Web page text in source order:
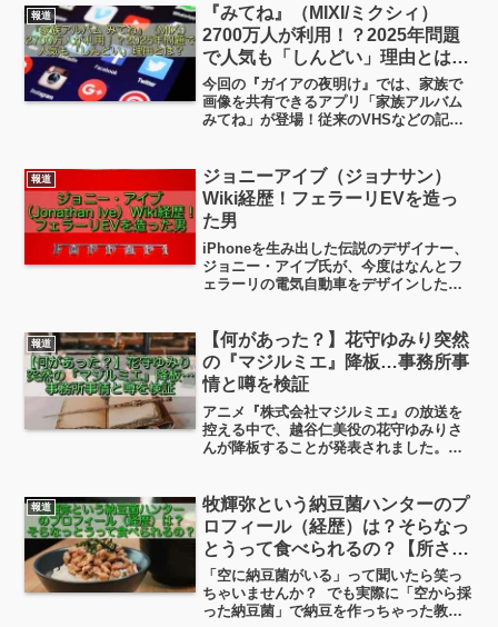
能性について世間の関心が高まっている
んです。そんなわけで、尾崎健夫さんの
現在の暮らしついて、見ていこうと思い
ます。
報道
『みてね』（MIXI/ミクシィ）
2700万人が利用！？2025年問題
で人気も「しんどい」理由とは？
【ガイアの夜明け】
今回の『ガイアの夜明け』では、家族で
画像を共有できるアプリ「家族アルバム
みてね」が登場！従来のVHSなどの記録
どんなアプリ？「しんどい」「うざい」
と言われる理由とその対処法など見てい
きたいと思います。
報道
ジョニーアイブ（ジョナサン）
Wiki経歴！フェラーリEVを造っ
た男
iPhoneを生み出した伝説のデザイナー、
ジョニー・アイブ氏が、今度はなんとフ
ェラーリの電気自動車をデザインしたん
装デザインをアイブ氏率いる
「LoveFrom」が担当したことが明らか
になったんです。
報道
【何があった？】花守ゆみり突然
の『マジルミエ』降板…事務所事
情と噂を検証
アニメ『株式会社マジルミエ』の放送を
控える中で、越谷仁美役の花守ゆみりさ
んが降板することが発表されました。
向」とされており、余計に気になった人
も多かったのではないでしょうか。今日
は「花守ゆみりに何があったのか？」を
テーマにまとめていきます。
報道
牧輝弥という納豆菌ハンターのプ
ロフィール（経歴）は？そらなっ
とうって食べられるの？【所さ
ん！事件ですよ】
「空に納豆菌がいる」って聞いたら笑っ
ちゃいませんか？ でも実際に「空から採
った納豆菌」で納豆を作っちゃった教授